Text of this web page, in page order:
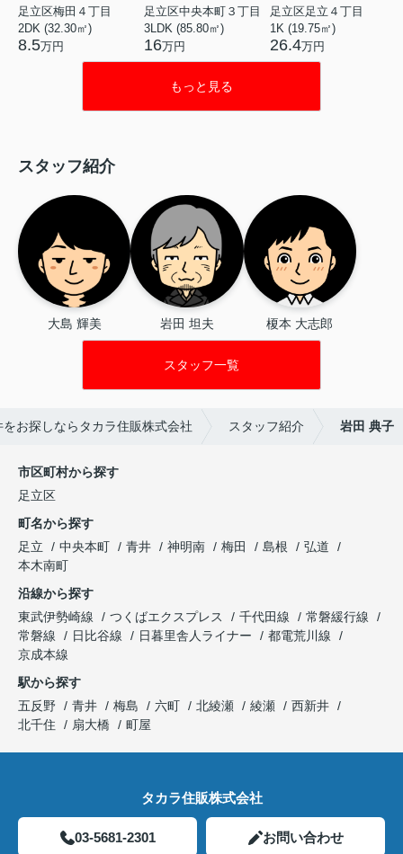
足立区梅田４丁目
2DK (32.30㎡)
8.5万円
足立区中央本町３丁目
3LDK (85.80㎡)
16万円
足立区足立４丁目
1K (19.75㎡)
26.4万円
もっと見る
スタッフ紹介
大島 輝美 岩田 坦夫 榎本 大志郎
スタッフ一覧
お探しならタカラ住販株式会社 スタッフ紹介 岩田 典子
市区町村から探す
足立区
町名から探す
足立
中央本町 青井 神明南 梅田 島根
弘道
本木南町
沿線から探す
東武伊勢崎線
つくばエクスプレス 千代田線
常磐緩行線
常磐線
日比谷線 日暮里舎人ライナー
都電荒川線
京成本線
駅から探す
五反野
青井 梅島 六町 北綾瀬 綾瀬
西新井
北千住
扇大橋 町屋
タカラ住販株式会社
03-5681-2301 お問い合わせ